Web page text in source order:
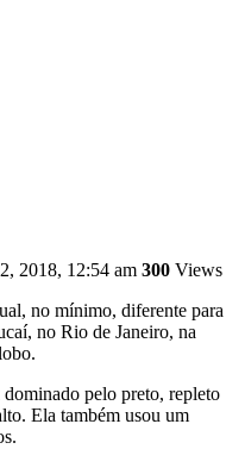
2018, 12:54 am 300 Views
no mínimo, diferente para
no Rio de Janeiro, na
pelo preto, repleto
Ela também usou um